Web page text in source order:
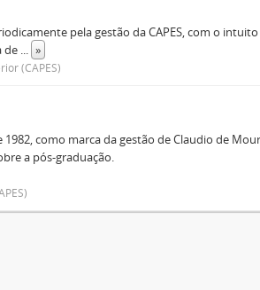
pela gestão da CAPES, com o
de ... »
(CAPES)
como marca da gestão de Claudio de
a pós-graduação.